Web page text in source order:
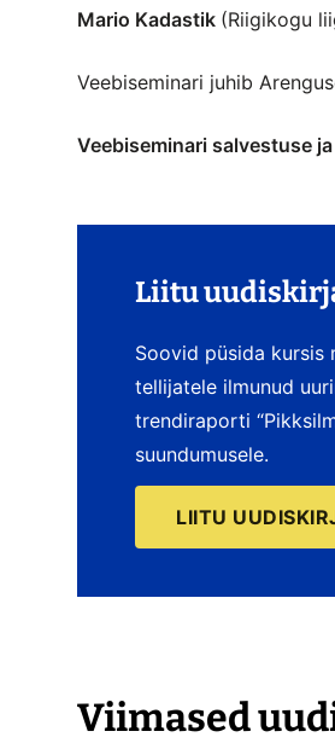
Mario Kadastik (Riigikogu
Veebiseminari juhib
Veebiseminari salvestuse
Liitu
Soovid püsida kursis
tellijatele ilmunud
trendiraporti
suundumusele.
LIITU
Viimased